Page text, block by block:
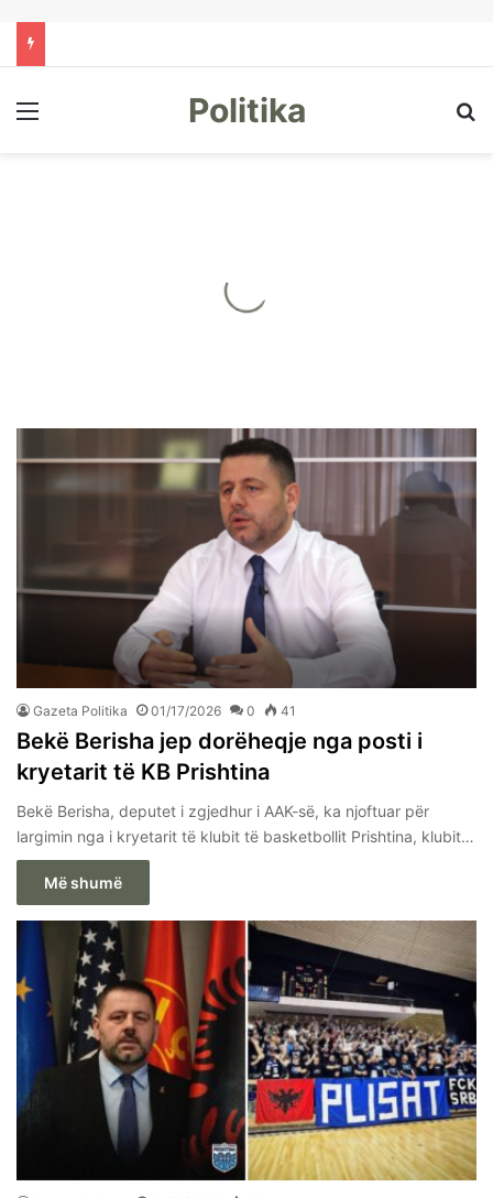
Politika
Gazeta Politika 01/17/2026 0 41
Bekë Berisha jep dorëheqje nga posti i
kryetarit të KB Prishtina
Bekë Berisha, deputet i zgjedhur i AAK-së, ka njoftuar për
largimin nga i kryetarit të klubit të basketbollit Prishtina, klubit…
Më shumë